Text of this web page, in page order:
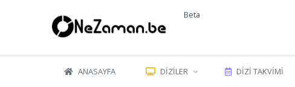
Beta
ANASAYFA DIZILER DIZI TAKVIMI